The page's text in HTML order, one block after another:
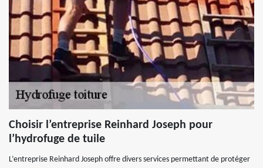
Choisir l’entreprise Reinhard Joseph pour
l’hydrofuge de tuile
L’entreprise Reinhard Joseph offre divers services permettant de protéger